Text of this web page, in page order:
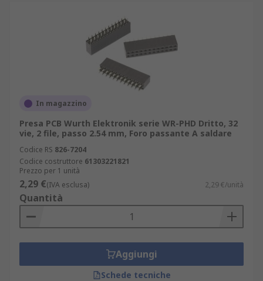
In magazzino
Presa PCB Wurth Elektronik serie WR-PHD Dritto, 32
vie, 2 file, passo 2.54 mm, Foro passante A saldare
Codice RS 826-7204
Codice costruttore 61303221821
Prezzo per 1 unità
2,29 €(IVA esclusa) 2,29 €/unità
Quantità
Aggiungi
Schede tecniche